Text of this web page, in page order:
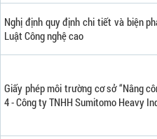
Nghị định quy định chi tiết và biện
Luật Công nghệ cao
Giấy phép môi trường cơ sở “Nâng
4 - Công ty TNHH Sumitomo Heavy